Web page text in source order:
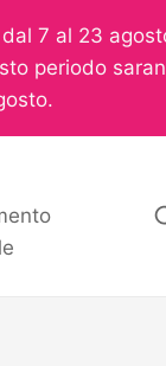
7 al 23
periodo